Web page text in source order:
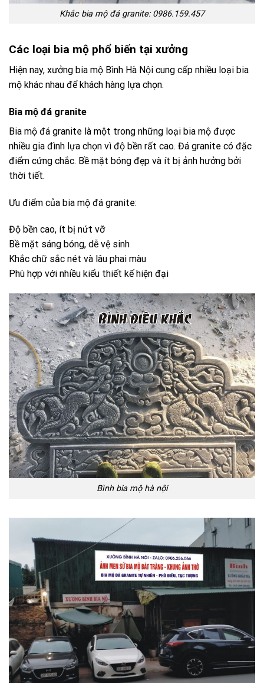
Khắc bia mộ đá granite: 0986.159.457
Các loại bia mộ phổ biến tại xưởng
Hiện nay, xưởng bia mộ Bình Hà Nội cung cấp nhiều loại bia
mộ khác nhau để khách hàng lựa chọn.
Bia mộ đá granite
Bia mộ đá granite là một trong những loại bia mộ được
nhiều gia đình lựa chọn vì độ bền rất cao. Đá granite có đặc
điểm cứng chắc. Bề mặt bóng đẹp và ít bị ảnh hưởng bởi
thời tiết.
Ưu điểm của bia mộ đá granite:
Độ bền cao, ít bị nứt vỡ
Bề mặt sáng bóng, dễ vệ sinh
Khắc chữ sắc nét và lâu phai màu
Phù hợp với nhiều kiểu thiết kế hiện đại
Bình bia mộ hà nội